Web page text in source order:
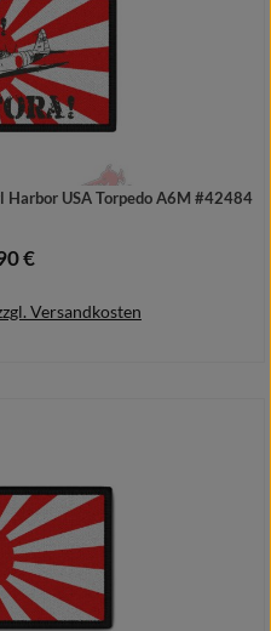
Harbor USA Torpedo A6M #42484
Preis:
€
Versandkosten